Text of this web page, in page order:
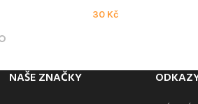
30 Kč
NAŠE ZNAČKY